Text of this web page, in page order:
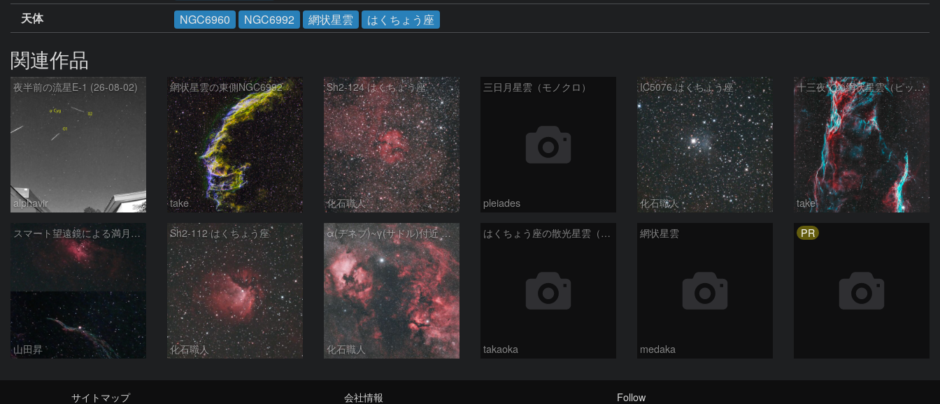
天体
NGC6960 NGC6992 網状星雲 はくちょう座
関連作品
夜半前の流星E-1 (26-08-02)
alphavir
網状星雲の東側NGC6992
take
Sh2-124 はくちょう座
化石職人
三日月星雲（モノクロ）
pleiades
IC5076 はくちょう座
化石職人
十三夜での網状星雲（ピッカリングの三角）
take
スマート望遠鏡による満月下の星雲（M16,NGC6960）
山田昇
Sh2-112 はくちょう座
化石職人
α(デネブ)~γ(サドル)付近 NGC7000 北アメリカ星雲 IC5067~5070 ペリカン星雲 はくちょう座
化石職人
はくちょう座の散光星雲（１００ｍｍ）
takaoka
網状星雲
medaka
PR
サイトマップ 会社情報 Follow